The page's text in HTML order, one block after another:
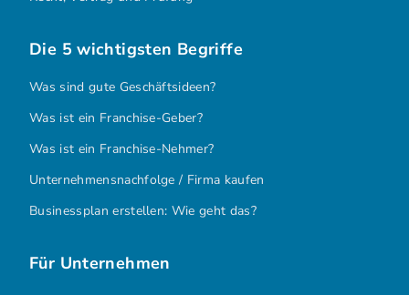
Die 5 wichtigsten Begriffe
Was sind gute Geschäftsideen?
Was ist ein Franchise-Geber?
Was ist ein Franchise-Nehmer?
Unternehmensnachfolge / Firma kaufen
Businessplan erstellen: Wie geht das?
Für Unternehmen